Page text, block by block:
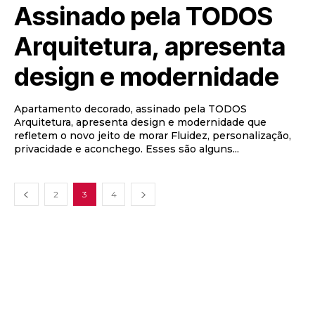
Assinado pela TODOS
Arquitetura, apresenta
design e modernidade
Apartamento decorado, assinado pela TODOS
Arquitetura, apresenta design e modernidade que
refletem o novo jeito de morar Fluidez, personalização,
privacidade e aconchego. Esses são alguns...
2 3 4